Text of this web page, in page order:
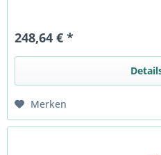
248,64 € *
Merken